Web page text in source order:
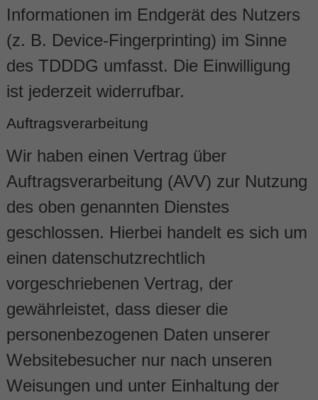
Informationen im Endgerät des Nutzers
(z. B. Device-Fingerprinting) im Sinne
des TDDDG umfasst. Die Einwilligung
ist jederzeit widerrufbar.
Auftragsverarbeitung
Wir haben einen Vertrag über
Auftragsverarbeitung (AVV) zur Nutzung
des oben genannten Dienstes
geschlossen. Hierbei handelt es sich um
einen datenschutzrechtlich
vorgeschriebenen Vertrag, der
gewährleistet, dass dieser die
personenbezogenen Daten unserer
Websitebesucher nur nach unseren
Weisungen und unter Einhaltung der